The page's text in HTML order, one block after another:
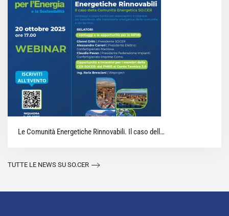
Le Comunità Energetiche Rinnovabili. Il caso dell…
TUTTE LE NEWS SU SO.CER